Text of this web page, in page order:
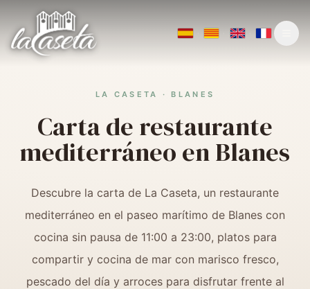
La Caseta Blanes
ES CAT EN FR
LA CASETA · BLANES
Carta de restaurante
mediterráneo en Blanes
Descubre la carta de La Caseta, un restaurante
mediterráneo en el paseo marítimo de Blanes con
cocina sin pausa de 11:00 a 23:00, platos para
compartir y cocina de mar con marisco fresco,
pescado del día y arroces para disfrutar frente al